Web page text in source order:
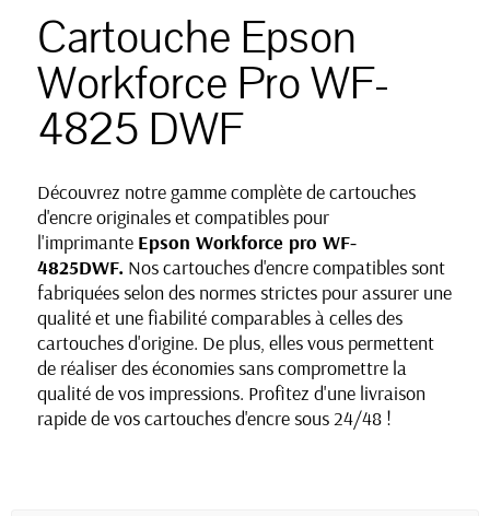
Cartouche Epson
Workforce Pro WF-
4825 DWF
Découvrez notre gamme complète de cartouches
d'encre originales et compatibles pour
l'imprimante Epson Workforce pro WF-
4825DWF. Nos cartouches d'encre compatibles sont
fabriquées selon des normes strictes pour assurer une
qualité et une fiabilité comparables à celles des
cartouches d'origine. De plus, elles vous permettent
de réaliser des économies sans compromettre la
qualité de vos impressions. Profitez d'une livraison
rapide de vos cartouches d'encre sous 24/48 !